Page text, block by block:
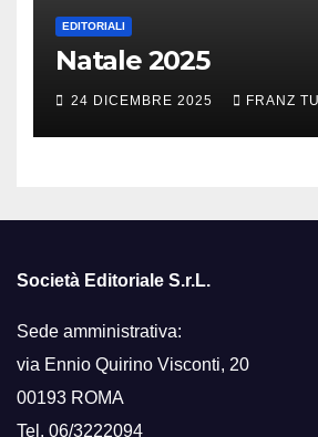
EDITORIALI
Natale 2025
24 DICEMBRE 2025 FRANZ
Società Editoriale S.r.L.
Sede amministrativa:
via Ennio Quirino Visconti, 20
00193 ROMA
Tel. 06/3222094